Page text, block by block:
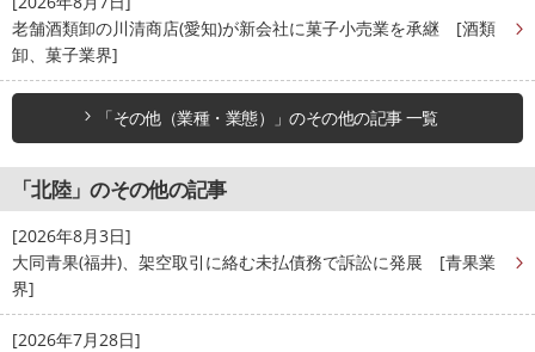
老舗酒類卸の川清商店(愛知)が新会社に菓子小売業を承継 [酒類
卸、菓子業界]
「その他（業種・業態）」のその他の記事 一覧
「北陸」のその他の記事
[2026年8月3日]
大同青果(福井)、架空取引に絡む未払債務で訴訟に発展 [青果業
界]
[2026年7月28日]